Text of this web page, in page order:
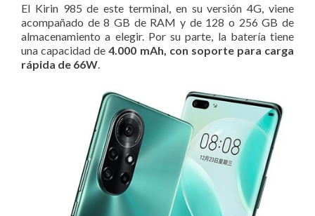
El Kirin 985 de este terminal, en su versión 4G, viene
acompañado de 8 GB de RAM y de 128 o 256 GB de
almacenamiento a elegir. Por su parte, la batería tiene
una capacidad de4.000 mAh, con soporte para carga
rápida de 66W.